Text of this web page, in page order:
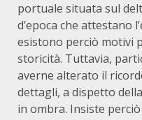
portuale situata sul
d’epoca che attestano
esistono perciò motivi
storicità. Tuttavia,
averne alterato il
dettagli, a dispetto
in ombra. Insiste